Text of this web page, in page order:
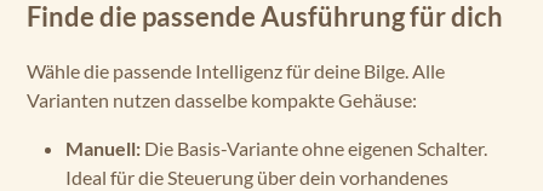
Finde die passende Ausführung für dich
Wähle die passende Intelligenz für deine Bilge. Alle
Varianten nutzen dasselbe kompakte Gehäuse:
Manuell: Die Basis-Variante ohne eigenen Schalter.
Ideal für die Steuerung über dein vorhandenes